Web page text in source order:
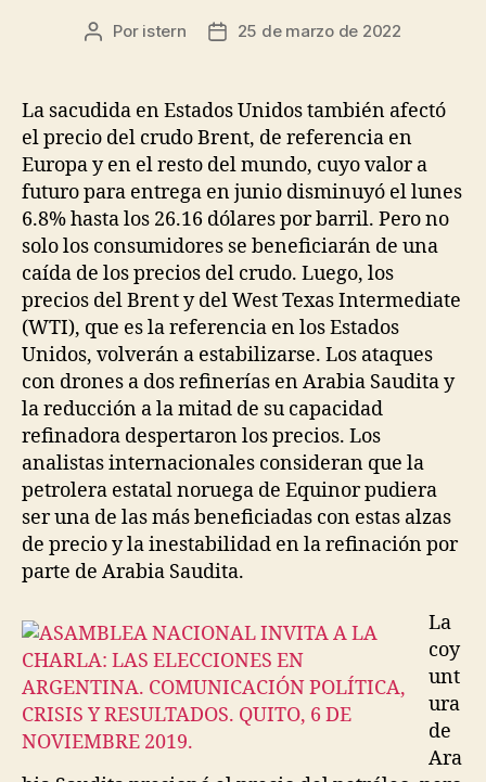
Autor
entrada
Por istern
Fecha
entrada
25 de marzo de 2022
La sacudida en Estados Unidos también afectó
el precio del crudo Brent, de referencia en
Europa y en el resto del mundo, cuyo valor a
futuro para entrega en junio disminuyó el lunes
6.8% hasta los 26.16 dólares por barril. Pero no
solo los consumidores se beneficiarán de una
caída de los precios del crudo. Luego, los
precios del Brent y del West Texas Intermediate
(WTI), que es la referencia en los Estados
Unidos, volverán a estabilizarse. Los ataques
con drones a dos refinerías en Arabia Saudita y
la reducción a la mitad de su capacidad
refinadora despertaron los precios. Los
analistas internacionales consideran que la
petrolera estatal noruega de Equinor pudiera
ser una de las más beneficiadas con estas alzas
de precio y la inestabilidad en la refinación por
parte de Arabia Saudita.
La
coy
unt
ura
de
Ara